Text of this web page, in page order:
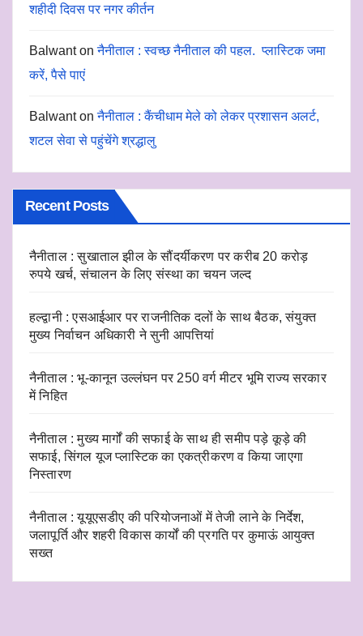
शहीदी दिवस पर नगर कीर्तन
Balwantonनैनीताल : स्वच्छ नैनीताल की पहल. प्लास्टिक जमा
करें, पैसे पाएं
Balwantonनैनीताल : कैंचीधाम मेले को लेकर प्रशासन अलर्ट,
शटल सेवा से पहुंचेंगे श्रद्धालु
Recent Posts
नैनीताल : सुखाताल झील के सौंदर्यीकरण पर करीब 20 करोड़
रुपये खर्च, संचालन के लिए संस्था का चयन जल्द
हल्द्वानी : एसआईआर पर राजनीतिक दलों के साथ बैठक, संयुक्त
मुख्य निर्वाचन अधिकारी ने सुनी आपत्तियां
नैनीताल : भू-कानून उल्लंघन पर 250 वर्ग मीटर भूमि राज्य सरकार
में निहित
नैनीताल : मुख्य मार्गों की सफाई के साथ ही समीप पड़े कूड़े की
सफाई, सिंगल यूज प्लास्टिक का एकत्रीकरण व किया जाएगा
निस्तारण
नैनीताल : यूयूएसडीए की परियोजनाओं में तेजी लाने के निर्देश,
जलापूर्ति और शहरी विकास कार्यों की प्रगति पर कुमाऊं आयुक्त
सख्त